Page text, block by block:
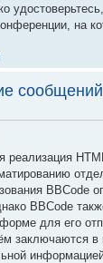
на
реализация
BBCode
BBCode
для его
заключаются